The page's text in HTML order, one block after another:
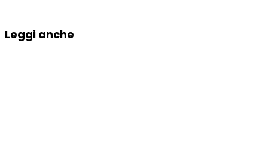
Leggi anche